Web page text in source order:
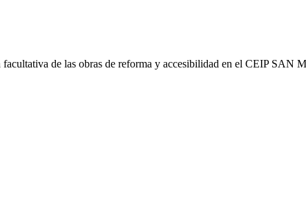
de las obras de reforma y accesibilidad en el CEIP